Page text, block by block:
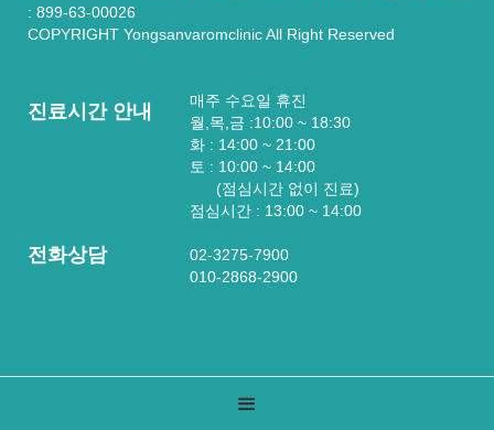
: 899-63-00026
COPYRIGHT Yongsanvaromclinic All Right Reserved
진료시간 안내
전화상담
매주 수요일 휴진
월,목,금 :10:00 ~ 18:30
화 : 14:00 ~ 21:00
토 : 10:00 ~ 14:00
(점심시간 없이 진료)
점심시간 : 13:00 ~ 14:00
02-3275-7900
010-2868-2900